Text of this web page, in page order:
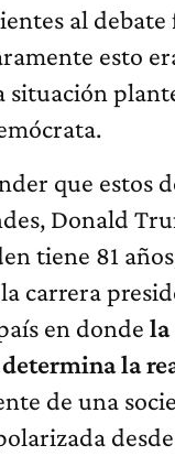
al
esto
situación
que estos
Donald
tiene 81
carrera
en donde la
la
de una